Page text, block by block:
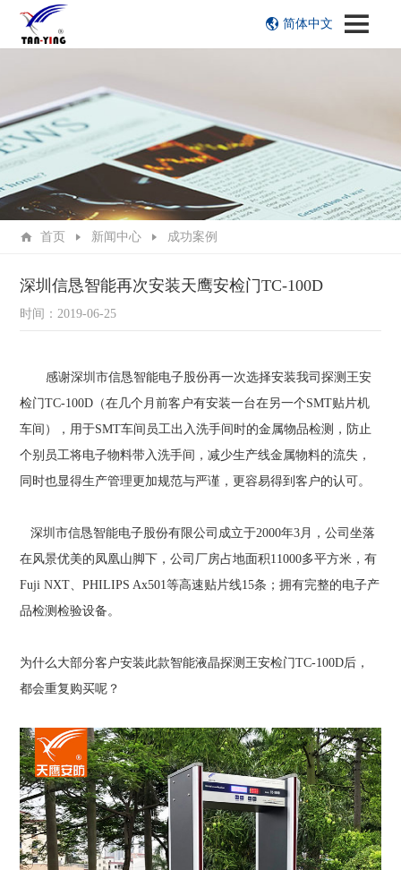
简体中文
首页 新闻中心 成功案例
深圳信恳智能再次安装天鹰安检门TC-100D
时间：2019-06-25
感谢深圳市信恳智能电子股份再一次选择安装我司探测王安
检门TC-100D （在几个月前客户有安装一台在另一个SMT贴片机
车间），用于SMT车间员工出入洗手间时的金属物品检测，防止
个别员工将电子物料带入洗手间，减少生产线金属物料的流失，
同时也显得生产管理更加规范与严谨，更容易得到客户的认可。
深圳市信恳智能电子股份有限公司成立于2000年3 月，公司坐落
在风景优美的凤凰山脚下，公司厂房占地面积11000多平方米，有
Fuji NXT 、PHILIPS Ax501等高速贴片线15条；拥有完整的电子产
品检测检验设备。
为什么大部分客户安装此款智能液晶探测王安检门TC-100D后，
都会重复购买呢？